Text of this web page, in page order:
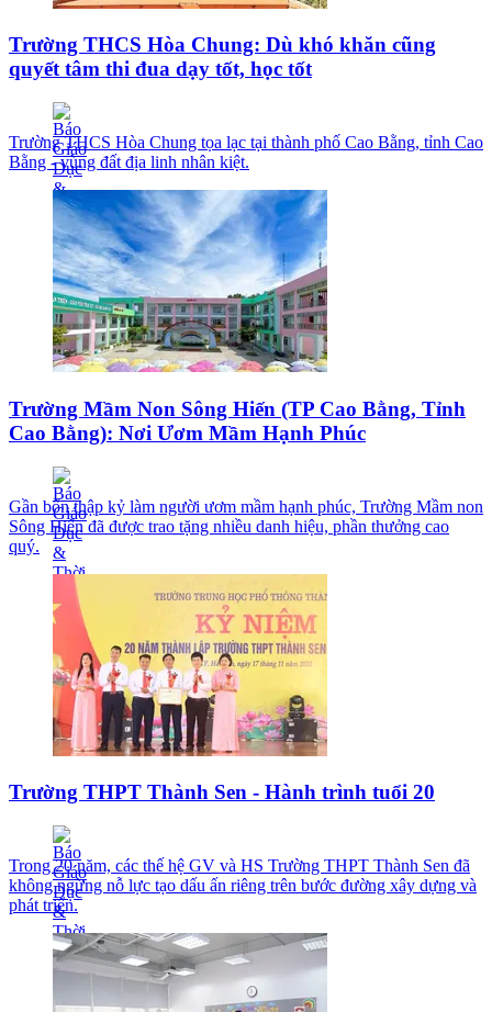
Trường THCS Hòa Chung: Dù khó khăn cũng
quyết tâm thi đua dạy tốt, học tốt
Trường THCS Hòa Chung tọa lạc tại thành phố Cao Bằng, tỉnh Cao
Bằng - vùng đất địa linh nhân kiệt.
Trường Mầm Non Sông Hiến (TP Cao Bằng, Tỉnh
Cao Bằng): Nơi Ươm Mầm Hạnh Phúc
Gần bốn thập kỷ làm người ươm mầm hạnh phúc, Trường Mầm non
Sông Hiến đã được trao tặng nhiều danh hiệu, phần thưởng cao
quý.
Trường THPT Thành Sen - Hành trình tuổi 20
Trong 20 năm, các thế hệ GV và HS Trường THPT Thành Sen đã
không ngừng nỗ lực tạo dấu ấn riêng trên bước đường xây dựng và
phát triển.